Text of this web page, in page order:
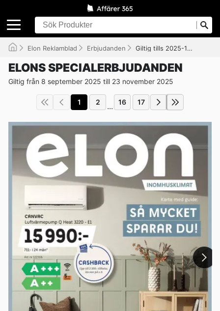
Elon Reklamblad Erbjudanden Giltig tills 2025-11-23
ELONS SPECIALERBJUDANDEN
Giltig från 8 september 2025 till 23 november 2025
1 2 ... 16 17